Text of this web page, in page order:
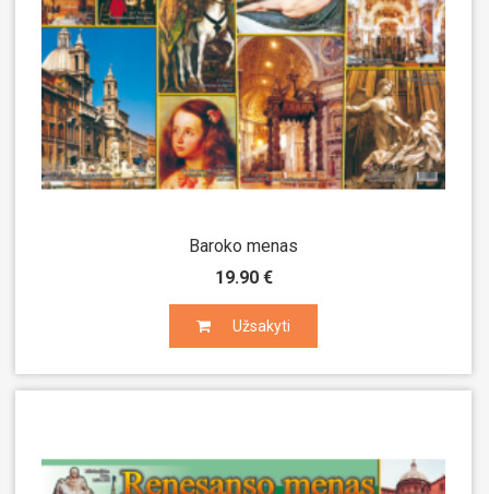
Baroko menas
19.90 €
Užsakyti
Užsakyti